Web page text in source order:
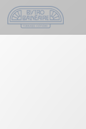
Панель управления cookies